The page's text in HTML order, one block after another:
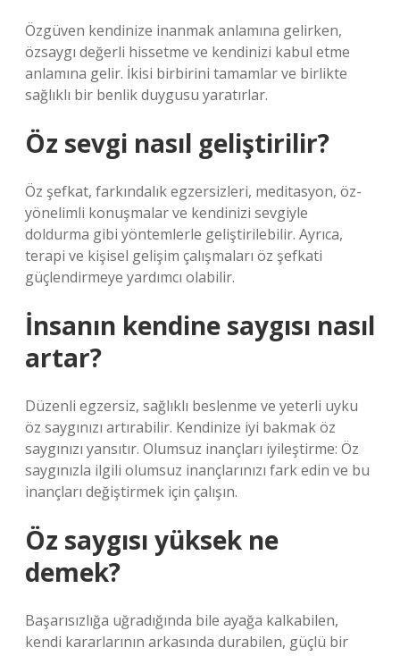
Özgüven kendinize inanmak anlamına gelirken,
özsaygı değerli hissetme ve kendinizi kabul etme
anlamına gelir. İkisi birbirini tamamlar ve birlikte
sağlıklı bir benlik duygusu yaratırlar.
Öz sevgi nasıl geliştirilir?
Öz şefkat, farkındalık egzersizleri, meditasyon, öz-
yönelimli konuşmalar ve kendinizi sevgiyle
doldurma gibi yöntemlerle geliştirilebilir. Ayrıca,
terapi ve kişisel gelişim çalışmaları öz şefkati
güçlendirmeye yardımcı olabilir.
İnsanın kendine saygısı nasıl
artar?
Düzenli egzersiz, sağlıklı beslenme ve yeterli uyku
öz saygınızı artırabilir. Kendinize iyi bakmak öz
saygınızı yansıtır. Olumsuz inançları iyileştirme: Öz
saygınızla ilgili olumsuz inançlarınızı fark edin ve bu
inançları değiştirmek için çalışın.
Öz saygısı yüksek ne
demek?
Başarısızlığa uğradığında bile ayağa kalkabilen,
kendi kararlarının arkasında durabilen, güçlü bir